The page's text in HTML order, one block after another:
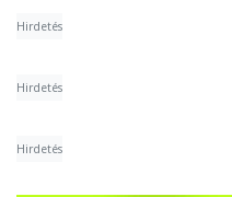
Hirdetés
Hirdetés
Hirdetés